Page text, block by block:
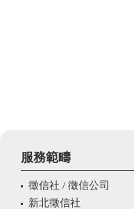
服務範疇
徵信社 / 徵信公司
新北徵信社